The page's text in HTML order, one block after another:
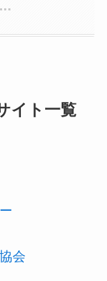
イト一覧
会